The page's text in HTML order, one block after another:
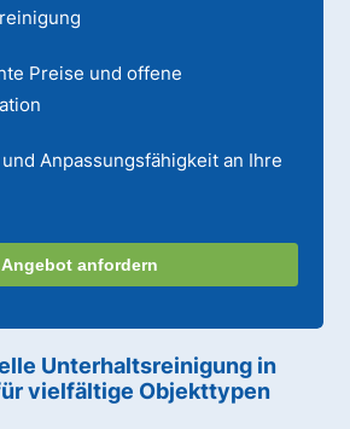
Preise und offene
Anpassungsfähigkeit an Ihre
Angebot anfordern
Unterhaltsreinigung in
vielfältige Objekttypen